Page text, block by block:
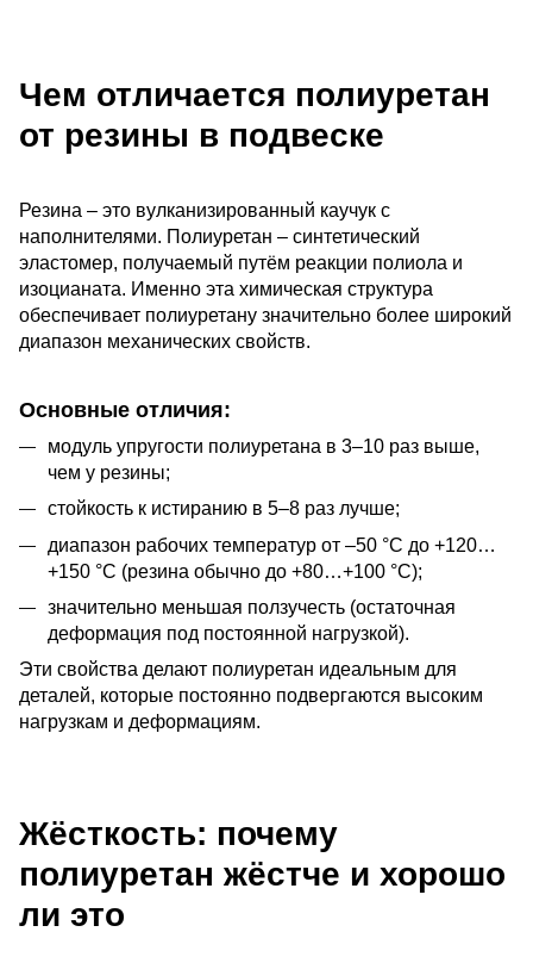
Чем отличается полиуретан
от резины в подвеске
Резина – это вулканизированный каучук с
наполнителями. Полиуретан – синтетический
эластомер, получаемый путём реакции полиола и
изоцианата. Именно эта химическая структура
обеспечивает полиуретану значительно более широкий
диапазон механических свойств.
Основные отличия:
модуль упругости полиуретана в 3–10 раз выше,
чем у резины;
стойкость к истиранию в 5–8 раз лучше;
диапазон рабочих температур от –50 °C до +120…
+150 °C (резина обычно до +80…+100 °C);
значительно меньшая ползучесть (остаточная
деформация под постоянной нагрузкой).
Эти свойства делают полиуретан идеальным для
деталей, которые постоянно подвергаются высоким
нагрузкам и деформациям.
Жёсткость: почему
полиуретан жёстче и хорошо
ли это